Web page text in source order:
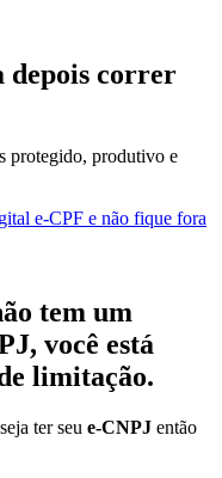
depois correr
protegido, produtivo e
e-CPF e não fique fora
tem um
você está
limitação.
ter seu e-CNPJ então